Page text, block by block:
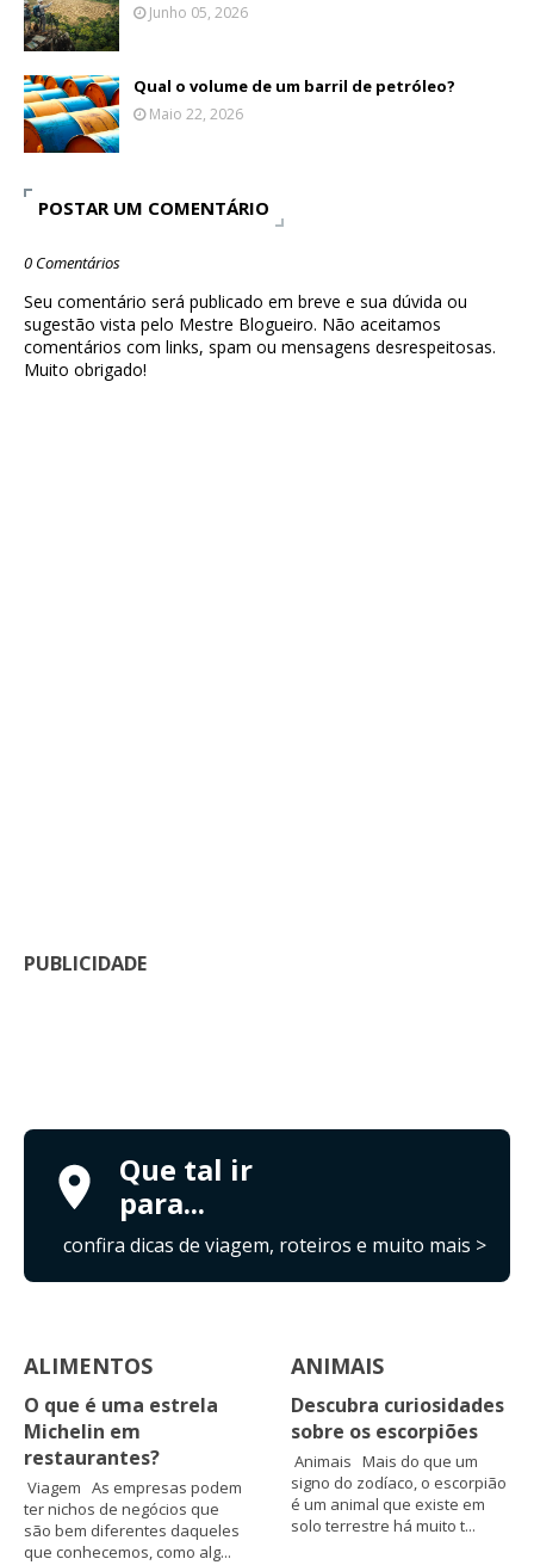
Junho 05, 2026
Qual o volume de um barril de petróleo?
Maio 22, 2026
POSTAR UM COMENTÁRIO
0 Comentários
Seu comentário será publicado em breve e sua dúvida ou
sugestão vista pelo Mestre Blogueiro. Não aceitamos
comentários com links, spam ou mensagens desrespeitosas.
Muito obrigado!
PUBLICIDADE
Que tal ir
para...
confira dicas de viagem, roteiros e muito mais >
ALIMENTOS
O que é uma estrela
Michelin em
restaurantes?
Viagem As empresas podem
ter nichos de negócios que
são bem diferentes daqueles
que conhecemos, como alg...
ANIMAIS
Descubra curiosidades
sobre os escorpiões
Animais Mais do que um
signo do zodíaco, o escorpião
é um animal que existe em
solo terrestre há muito t...